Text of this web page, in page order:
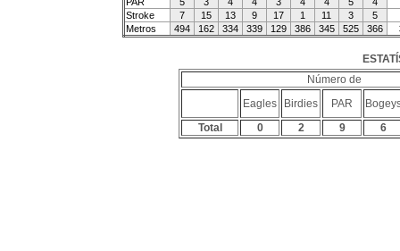
Stroke
7 15 13 9 17 1 11 3
5
Metros
494 162 334 339 129 386 345 525 366
Número de
Eagles
Birdies PAR
Total
0 2 9 6